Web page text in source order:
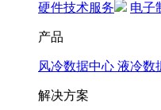
硬件技术服务 电子
产品
风冷数据中心 液冷数
解决方案